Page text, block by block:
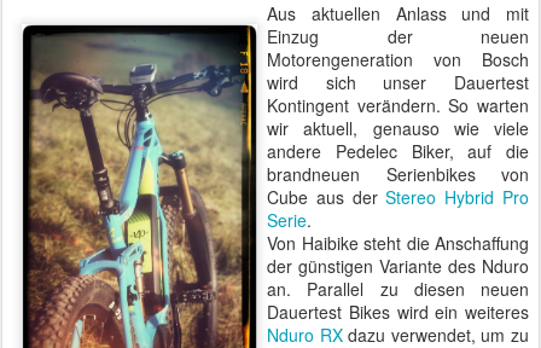
Aus aktuellen Anlass und mit
Einzug der neuen
Motorengeneration von Bosch
wird sich unser Dauertest
Kontingent verändern. So warten
wir aktuell, genauso wie viele
andere Pedelec Biker, auf die
brandneuen Serienbikes von
Cube aus derStereo Hybrid Pro
Serie.
Von Haibike steht die Anschaffung
der günstigen Variante des Nduro
an. Parallel zu diesen neuen
Dauertest Bikes wird ein weiteres
Nduro RXdazu verwendet, um zu